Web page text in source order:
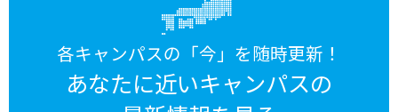
各キャンパスの「今」を随時更新！
あなたに近いキャンパスの